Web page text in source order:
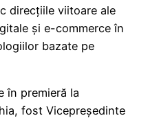
direcțiile viitoare ale
și e-commerce în
bazate pe
în premieră la
fost Vicepreședinte